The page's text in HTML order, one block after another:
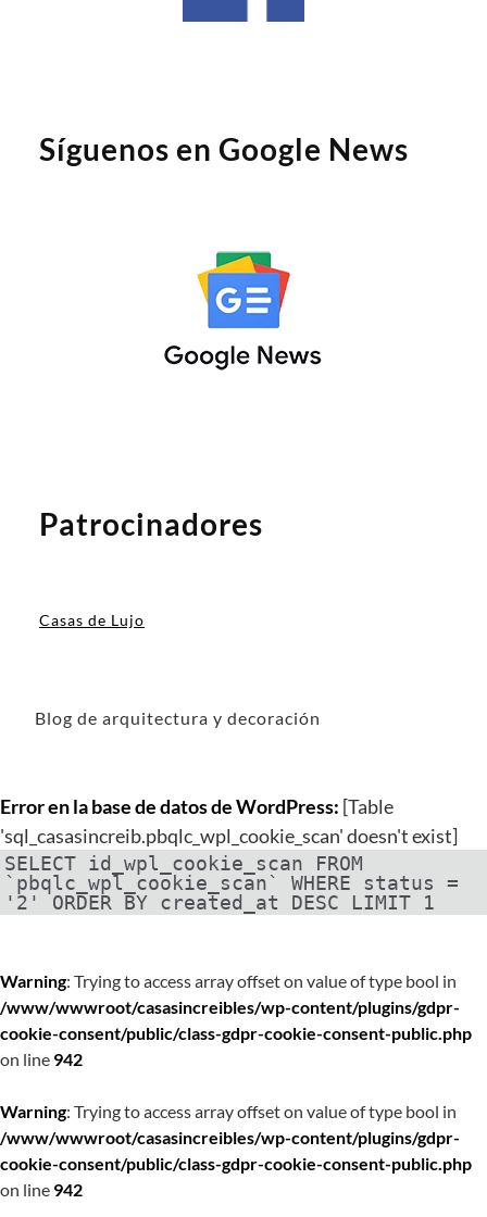
Síguenos en Google News
Patrocinadores
Casas de Lujo
Blog de arquitectura y decoración
Error en la base de datos de WordPress: [Table
'sql_casasincreib.pbqlc_wpl_cookie_scan' doesn't exist]
SELECT id_wpl_cookie_scan FROM
`pbqlc_wpl_cookie_scan` WHERE status =
'2' ORDER BY created_at DESC LIMIT 1
Warning: Trying to access array offset on value of type bool in
/www/wwwroot/casasincreibles/wp-content/plugins/gdpr-
cookie-consent/public/class-gdpr-cookie-consent-public.php
on line 942
Warning: Trying to access array offset on value of type bool in
/www/wwwroot/casasincreibles/wp-content/plugins/gdpr-
cookie-consent/public/class-gdpr-cookie-consent-public.php
on line 942